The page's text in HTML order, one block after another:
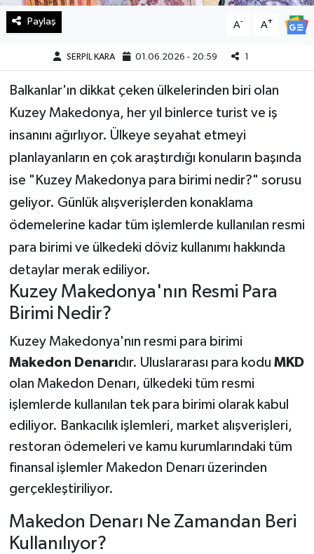
Paylaş A- A+
SERPİL KARA 01.06.2026 - 20:59 1
Balkanlar'ın dikkat çeken ülkelerinden biri olan
Kuzey Makedonya, her yıl binlerce turist ve iş
insanını ağırlıyor. Ülkeye seyahat etmeyi
planlayanların en çok araştırdığı konuların başında
ise "Kuzey Makedonya para birimi nedir?" sorusu
geliyor. Günlük alışverişlerden konaklama
ödemelerine kadar tüm işlemlerde kullanılan resmi
para birimi ve ülkedeki döviz kullanımı hakkında
detaylar merak ediliyor.
Kuzey Makedonya'nın Resmi Para
Birimi Nedir?
Kuzey Makedonya'nın resmi para birimi
Makedon Denarıdır. Uluslararası para kodu MKD
olan Makedon Denarı, ülkedeki tüm resmi
işlemlerde kullanılan tek para birimi olarak kabul
ediliyor. Bankacılık işlemleri, market alışverişleri,
restoran ödemeleri ve kamu kurumlarındaki tüm
finansal işlemler Makedon Denarı üzerinden
gerçekleştiriliyor.
Makedon Denarı Ne Zamandan Beri
Kullanılıyor?
Spor
SürManşet
Teknoloji
Yaşam
KAHRAMANMARAŞ